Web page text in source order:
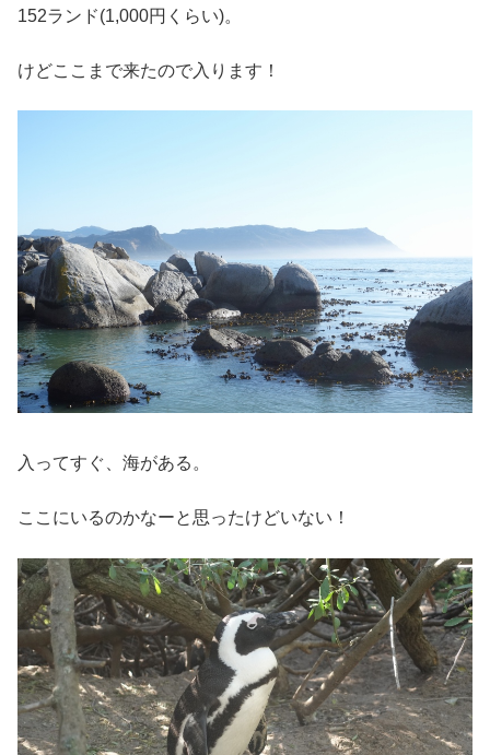
152ランド(1,000円くらい)。
けどここまで来たので入ります！
入ってすぐ、海がある。
ここにいるのかなーと思ったけどいない！